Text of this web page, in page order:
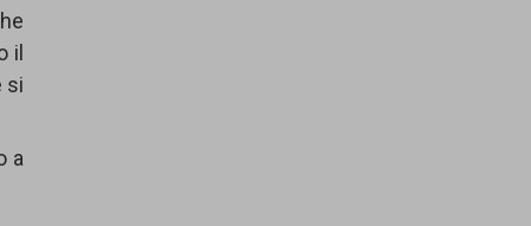
il
si
a